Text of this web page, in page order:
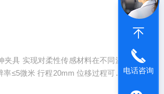
程20mm 位移过程可采
电话咨询